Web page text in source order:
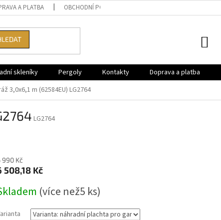
A PLATBA OBCHODNÍ PODMÍNKY
skleníky Pergoly Kontakty
Doprava a platba
3,0x6,1 m (62584EU) LG2764
LG2764
990 Kč
508,18 Kč
(více než5 ks)